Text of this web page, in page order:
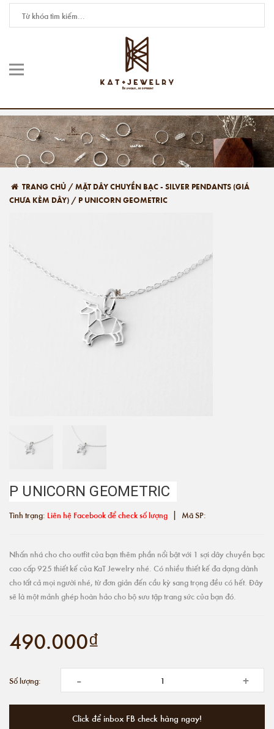
TRANG CHỦ /MẶT DÂY CHUYỀN BẠC - SILVER PENDANTS (GIÁ
CHƯA KÈM DÂY) / P UNICORN GEOMETRIC
P UNICORN GEOMETRIC
Tình trạng: Liên hệ Facebook để check số lượng | Mã SP:
Nhấn nhá cho cho outfit của bạn thêm phần nổi bật với 1 sợi dây chuyền bạc
cao cấp 925 thiết kế của KaT Jewelry nhé. Có nhiều thiết kế đa dạng dành
cho tất cả mọi người nhé, từ đơn giản đến cầu kỳ sang trọng đều có hết. Đây
sẽ là một mảnh ghép hoàn hảo cho bộ sưu tập trang sức của bạn đó.
490.000₫
Số lượng: - +
Click để inbox FB check hàng ngay!